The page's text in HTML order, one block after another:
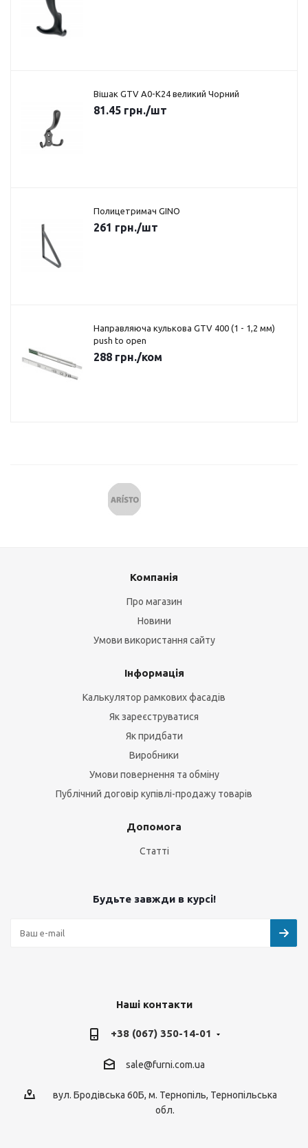
Вішак GTV A0-K24 великий Чорний
81.45 грн./шт
Полицетримач GINO
261 грн./шт
Направляюча кулькова GTV 400 (1 - 1,2 мм)
push to open
288 грн./ком
Компанія
Про магазин
Новини
Умови використання сайту
Інформація
Калькулятор рамкових фасадів
Як зареєструватися
Як придбати
Виробники
Умови повернення та обміну
Публічний договір купівлі-продажу товарів
Допомога
Статті
Будьте завжди в курсі!
Наші контакти
+38 (067) 350-14-01
sale@furni.com.ua
вул. Бродівська 60Б, м. Тернопіль, Тернопільська
обл.